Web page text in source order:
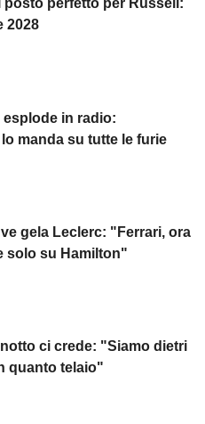
posto perfetto per Russell:
2028
esplode in radio:
manda su tutte le furie
gela Leclerc: "Ferrari, ora
solo su Hamilton"
ci crede: "Siamo dietri
quanto telaio"